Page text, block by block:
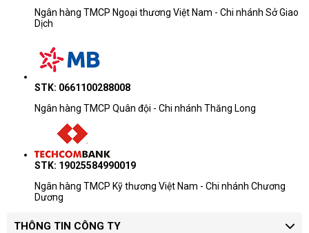
Ngân hàng TMCP Ngoại thương Việt Nam - Chi nhánh Sở Giao
Dịch
STK: 0661100288008
Ngân hàng TMCP Quân đội - Chi nhánh Thăng Long
STK: 19025584990019
Ngân hàng TMCP Kỹ thương Việt Nam - Chi nhánh Chương
Dương
THÔNG TIN CÔNG TY